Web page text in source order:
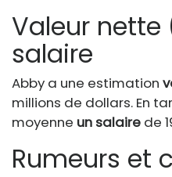
Valeur nette
salaire
Abby a une estimation
millions de dollars. En
moyenne un salaire de
Rumeurs et